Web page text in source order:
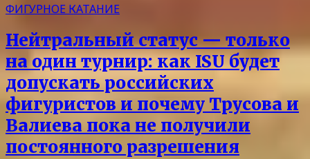
ФИГУРНОЕ КАТАНИЕ
Нейтральный статус — только
на один турнир: как ISU будет
допускать российских
фигуристов и почему Трусова и
Валиева пока не получили
постоянного разрешения